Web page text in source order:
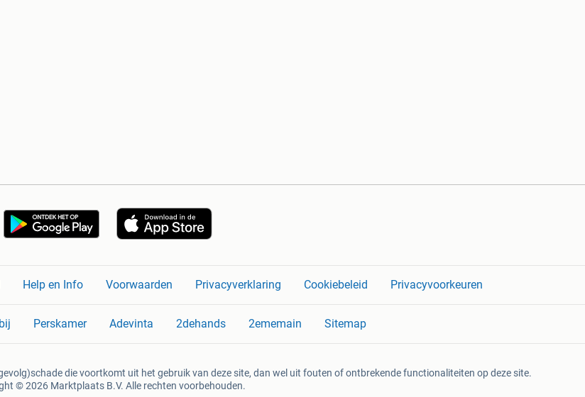
Help en Info Voorwaarden Privacyverklaring Cookiebeleid Privacyvoorkeuren
Perskamer Adevinta 2dehands 2ememain Sitemap
die voortkomt uit het gebruik van deze site, dan wel uit fouten of ontbrekende functionaliteiten op deze site.
© 2026 Marktplaats B.V. Alle rechten voorbehouden.